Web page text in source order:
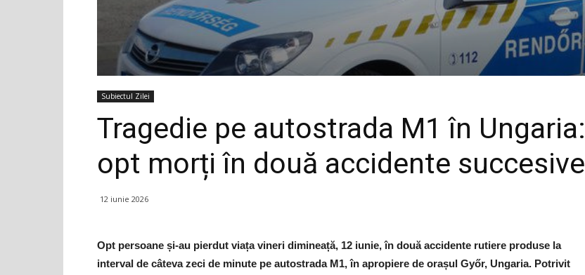
Subiectul Zilei
Tragedie pe autostrada M1 în Ungaria:
opt morți în două accidente succesive
12 iunie 2026
Opt persoane și-au pierdut viața vineri dimineață, 12 iunie, în două accidente rutiere produse la
interval de câteva zeci de minute pe autostrada M1, în apropiere de orașul Győr, Ungaria. Potrivit